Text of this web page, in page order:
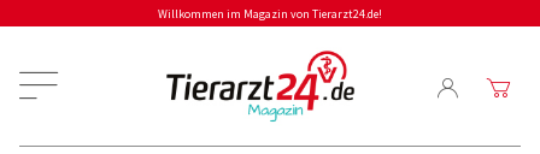
Willkommen im Magazin von Tierarzt24.de!